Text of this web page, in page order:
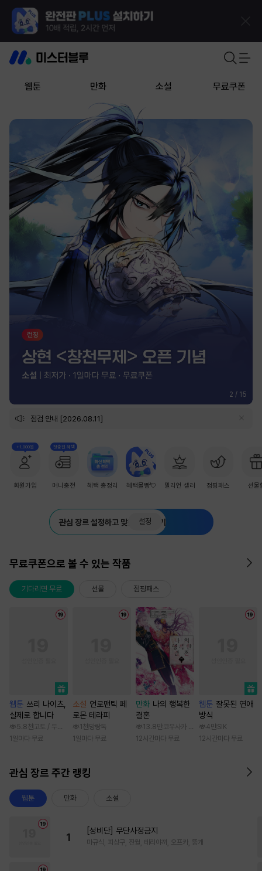
웹툰 만화 소설 무료쿠폰
2 / 15
점검 안내 [2026.08.11]
+1,000원
회원가입
첫충전 혜택
머니충전 혜택 총정리 혜택몰빵💘 밀리언 셀러 점핑패스 선물
관심 장르 설정하고 맞춤 추천 받기
설정
무료쿠폰으로 볼 수 있는 작품
기다리면 무료 선물 점핑패스
웹툰 쓰리 나이츠,
실제로 합니다
5.8천 고토 / 두나래
1일마다 무료
소설 언로맨틱 페
로몬 테라피
1천 망랑독
1일마다 무료
만화 나의 행복한
결혼
13.8만 코우사카 리토 / 아기토기 아쿠미
12시간마다 무료
웹툰 잘못된 연애
방식
4만 SIK
12시간마다 무료
관심 장르 주간 랭킹
웹툰 만화 소설
1
[성비단] 무단사정금지
마규식, 피상구, 진월, 테리야끼, 오프카, 뚱개